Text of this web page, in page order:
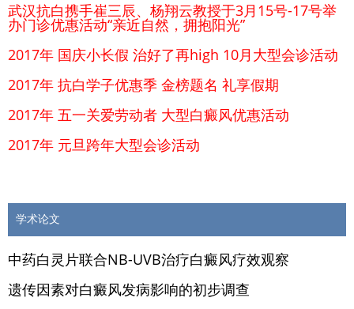
武汉抗白携手崔三辰、杨翔云教授于3月15号-17号举
办门诊优惠活动“亲近自然，拥抱阳光”
2017年 国庆小长假 治好了再high 10月大型会诊活动
2017年 抗白学子优惠季 金榜题名 礼享假期
2017年 五一关爱劳动者 大型白癜风优惠活动
2017年 元旦跨年大型会诊活动
学术论文
中药白灵片联合NB-UVB治疗白癜风疗效观察
遗传因素对白癜风发病影响的初步调查